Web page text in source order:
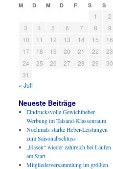
M D M D F S S
1
2
3
4 5 6 7 8
9
10
11 12 13 14 15
16
17
18 19 20 21 22
23
24
25 26 27 28 29
30
31
« Juli
Neueste Beiträge
Eindrucksvolle Gewichtheber-
Werbung im Talsand-Klassenraum
Nochmals starke Heber-Leistungen
zum Saisonabschluss
„Hasen“ wieder zahlreich bei Läufen
am Start
Mitgliederversammlung im größten